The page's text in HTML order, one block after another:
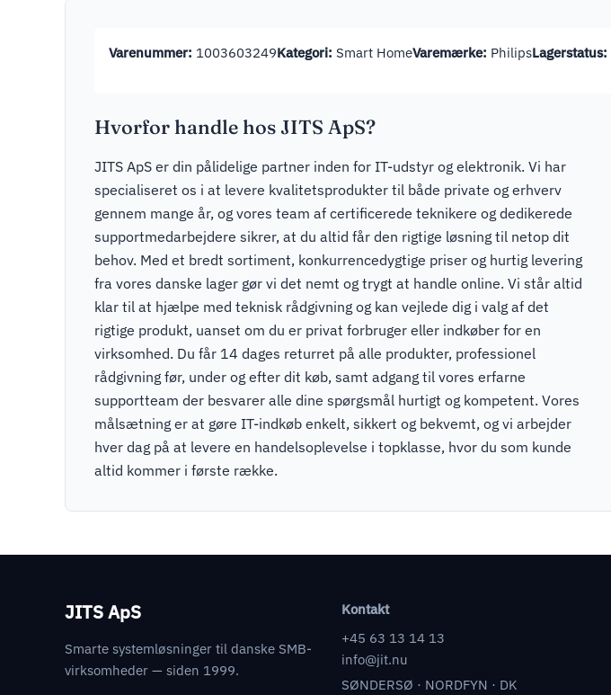
Varenummer: 1003603249Kategori: Smart HomeVaremærke: PhilipsLagerstatus:
Hvorfor handle hos JITS ApS?
JITS ApS er din pålidelige partner inden for IT-udstyr og elektronik. Vi har
specialiseret os i at levere kvalitetsprodukter til både private og erhverv
gennem mange år, og vores team af certificerede teknikere og dedikerede
supportmedarbejdere sikrer, at du altid får den rigtige løsning til netop dit
behov. Med et bredt sortiment, konkurrencedygtige priser og hurtig levering
fra vores danske lager gør vi det nemt og trygt at handle online. Vi står altid
klar til at hjælpe med teknisk rådgivning og kan vejlede dig i valg af det
rigtige produkt, uanset om du er privat forbruger eller indkøber for en
virksomhed. Du får 14 dages returret på alle produkter, professionel
rådgivning før, under og efter dit køb, samt adgang til vores erfarne
supportteam der besvarer alle dine spørgsmål hurtigt og kompetent. Vores
målsætning er at gøre IT-indkøb enkelt, sikkert og bekvemt, og vi arbejder
hver dag på at levere en handelsoplevelse i topklasse, hvor du som kunde
altid kommer i første række.
JITS ApS
Smarte systemløsninger til danske SMB-
virksomheder — siden 1999.
Kontakt
+45 63 13 14 13
info@jit.nu
SØNDERSØ · NORDFYN · DK